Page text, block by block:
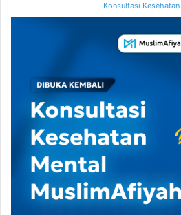
Konsultasi